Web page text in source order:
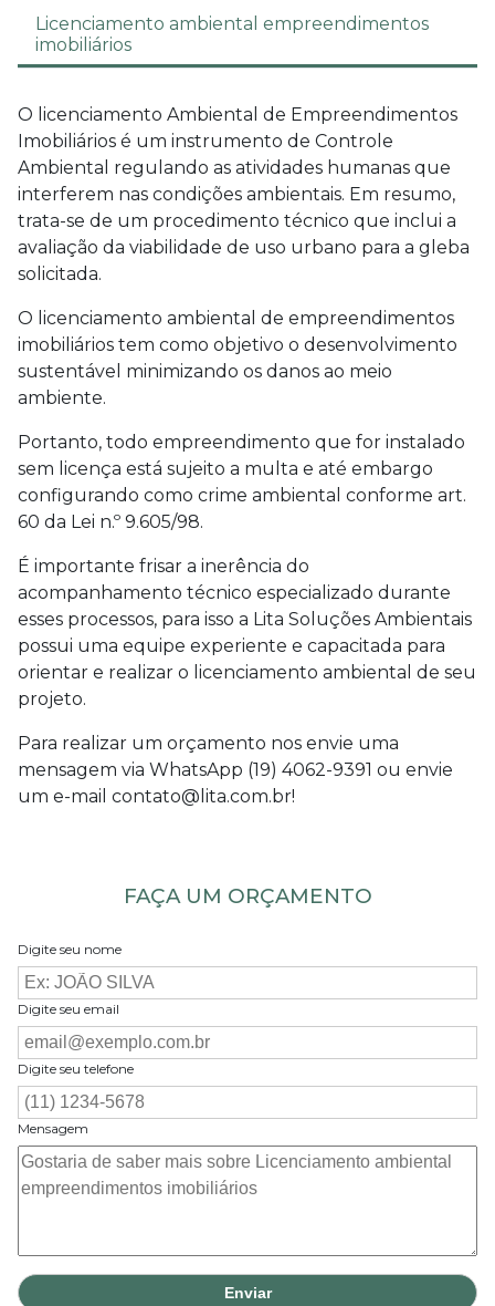
Licenciamento ambiental empreendimentos
imobiliários
O licenciamento Ambiental de Empreendimentos
Imobiliários é um instrumento de Controle
Ambiental regulando as atividades humanas que
interferem nas condições ambientais. Em resumo,
trata-se de um procedimento técnico que inclui a
avaliação da viabilidade de uso urbano para a gleba
solicitada.
O licenciamento ambiental de empreendimentos
imobiliários tem como objetivo o desenvolvimento
sustentável minimizando os danos ao meio
ambiente.
Portanto, todo empreendimento que for instalado
sem licença está sujeito a multa e até embargo
configurando como crime ambiental conforme art.
60 da Lei n.º 9.605/98.
É importante frisar a inerência do
acompanhamento técnico especializado durante
esses processos, para isso a Lita Soluções Ambientais
possui uma equipe experiente e capacitada para
orientar e realizar o licenciamento ambiental de seu
projeto.
Para realizar um orçamento nos envie uma
mensagem via WhatsApp (19) 4062-9391 ou envie
um e-mail contato@lita.com.br!
FAÇA UM ORÇAMENTO
Digite seu nome
Digite seu email
Digite seu telefone
Mensagem